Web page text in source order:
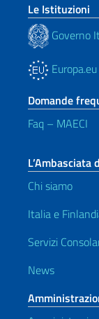
Le Istituzioni
Governo
Europa.eu
Domande
Faq – MAECI
L’Ambasciata
Chi siamo
Italia e
Servizi
News